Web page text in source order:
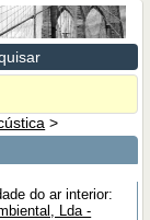
>
do ar interior:
Lda -